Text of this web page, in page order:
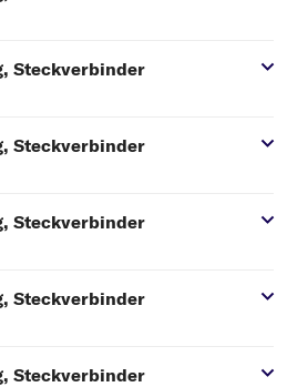
Steckverbinder
Steckverbinder
Steckverbinder
Steckverbinder
Steckverbinder